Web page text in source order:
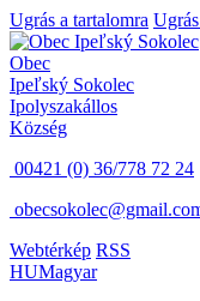
Ugrás a tartalomra
Obec
Ipeľský Sokolec
Ipolyszakállos
Község
00421 (0) 36/778 72 24
Webtérkép RSS
HUMagyar